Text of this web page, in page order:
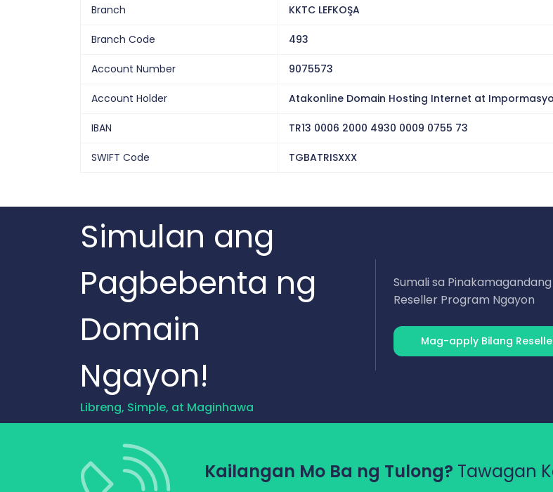
Branch KKTC LEFKOŞA
Branch Code 493
Account Number 9075573
Account Holder Atakonline Domain Hosting Internet at
IBAN TR13 0006 2000 4930 0009 0755 73
SWIFT Code TGBATRISXXX
Simulan ang
Pagbebenta ng
Domain
Ngayon!
Libreng, Simple, at Maginhawa
Sumali sa
Reseller Program Ngayon
Mag-apply Bilang
Kailangan Mo Ba ng Tulong? Tawagan